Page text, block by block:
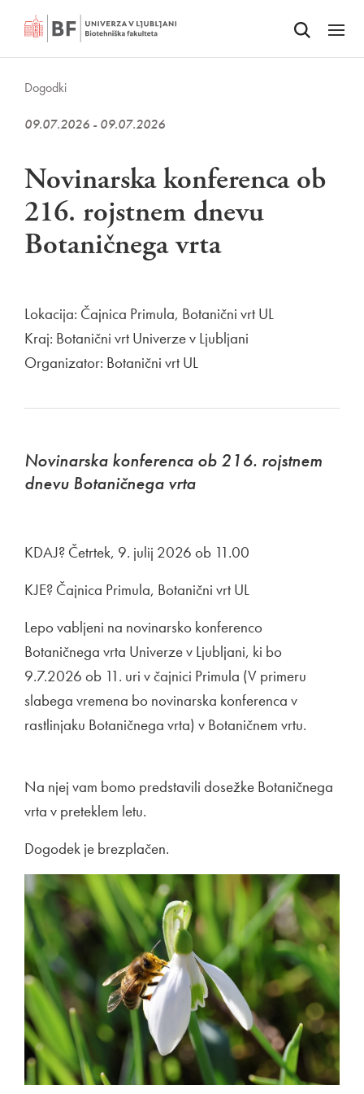
Odpri iskalnik
Odpri
Dogodki
09.07.2026 - 09.07.2026
Novinarska konferenca ob
216. rojstnem dnevu
Botaničnega vrta
Lokacija: Čajnica Primula, Botanični vrt UL
Kraj: Botanični vrt Univerze v Ljubljani
Organizator: Botanični vrt UL
Novinarska konferenca ob 216. rojstnem
dnevu Botaničnega vrta
KDAJ? Četrtek, 9. julij 2026 ob 11.00
KJE? Čajnica Primula, Botanični vrt UL
Lepo vabljeni na novinarsko konferenco
Botaničnega vrta Univerze v Ljubljani, ki bo
9.7.2026 ob 11. uri v čajnici Primula (V primeru
slabega vremena bo novinarska konferenca v
rastlinjaku Botaničnega vrta) v Botaničnem vrtu.
Na njej vam bomo predstavili dosežke Botaničnega
vrta v preteklem letu.
Dogodek je brezplačen.